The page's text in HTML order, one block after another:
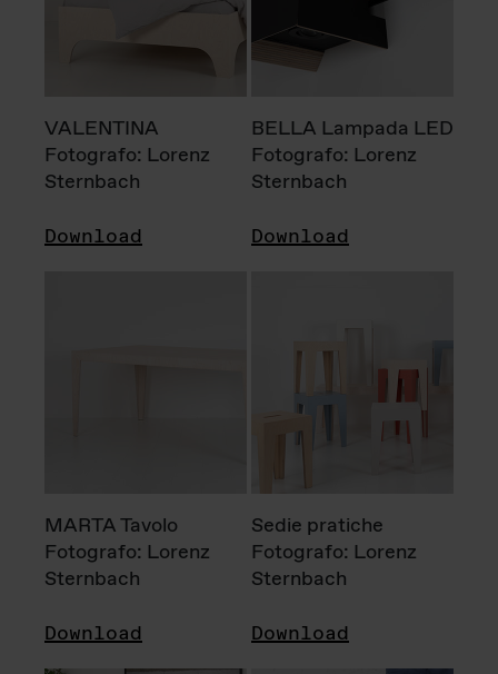
VALENTINA
Fotografo: Lorenz
Sternbach
Download
BELLA Lampada LED
Fotografo: Lorenz
Sternbach
Download
MARTA Tavolo
Fotografo: Lorenz
Sternbach
Download
Sedie pratiche
Fotografo: Lorenz
Sternbach
Download